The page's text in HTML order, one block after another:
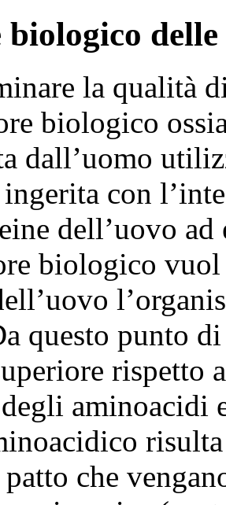
la qualità
biologico
dall’uomo
con
dell’uovo
biologico
questo punto
rispetto
aminoacidi
che